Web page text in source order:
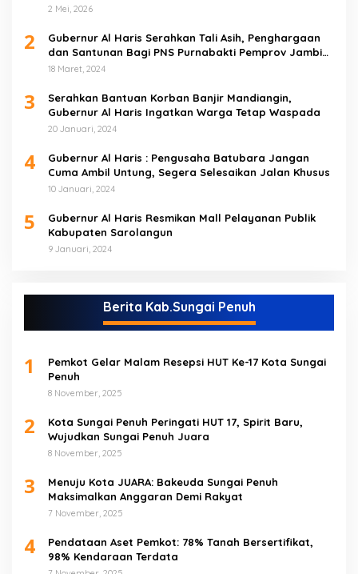
2 Mei, 2026
2
Gubernur Al Haris Serahkan Tali Asih, Penghargaan
dan Santunan Bagi PNS Purnabakti Pemprov Jambi
Yang Berada di Sarolangun
18 Maret, 2024
3
Serahkan Bantuan Korban Banjir Mandiangin,
Gubernur Al Haris Ingatkan Warga Tetap Waspada
20 Januari, 2024
4
Gubernur Al Haris : Pengusaha Batubara Jangan
Cuma Ambil Untung, Segera Selesaikan Jalan Khusus
10 Januari, 2024
5
Gubernur Al Haris Resmikan Mall Pelayanan Publik
Kabupaten Sarolangun
9 Januari, 2024
Berita Kab.Sungai Penuh
1
Pemkot Gelar Malam Resepsi HUT Ke-17 Kota Sungai
Penuh
8 November, 2025
2
Kota Sungai Penuh Peringati HUT 17, Spirit Baru,
Wujudkan Sungai Penuh Juara
8 November, 2025
3
Menuju Kota JUARA: Bakeuda Sungai Penuh
Maksimalkan Anggaran Demi Rakyat
7 November, 2025
4
Pendataan Aset Pemkot: 78% Tanah Bersertifikat,
98% Kendaraan Terdata